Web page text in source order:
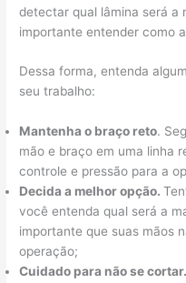
detectar qual lâmina será a
importante entender como
Dessa forma, entenda
seu trabalho:
Mantenha o braço reto.
mão e braço em uma linha
controle e pressão para a
Decida a melhor opção.
você entenda qual será a
importante que suas mãos
operação;
Cuidado para não se cortar.